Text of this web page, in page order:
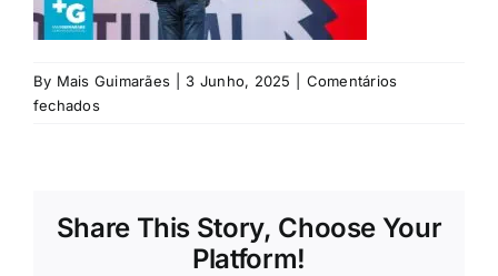
Rubricas
Jornal
By Mais Guimarães 3 Junho, 2025
Comentários
fechadosem
Share This Story, Choose Your
Platform!